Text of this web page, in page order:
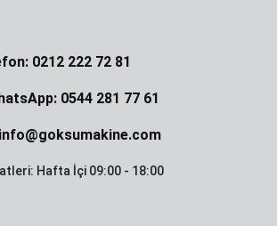
0212 222 72 81
0544 281 77 61
Hafta İçi 09:00 - 18:00